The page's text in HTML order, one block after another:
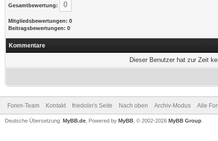
Gesamtbewertung: 0
Mitgliedsbewertungen: 0
Beitragsbewertungen: 0
Kommentare
Dieser Benutzer hat zur Zeit
Foren-Team Kontakt friedolin's Seite Nach oben Archiv-Modus Alle
Deutsche Übersetzung: MyBB.de , Powered by MyBB , © 2002-2026 MyBB Group